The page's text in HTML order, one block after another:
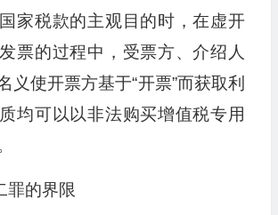
家税款的主观目的时，在虚开
票的过程中，受票方、介绍人
义使开票方基于“开票”而获取利
均可以以非法购买增值税专用
罪的界限